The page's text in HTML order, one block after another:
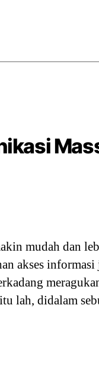
mudah dan
akses informasi
lah, didalam